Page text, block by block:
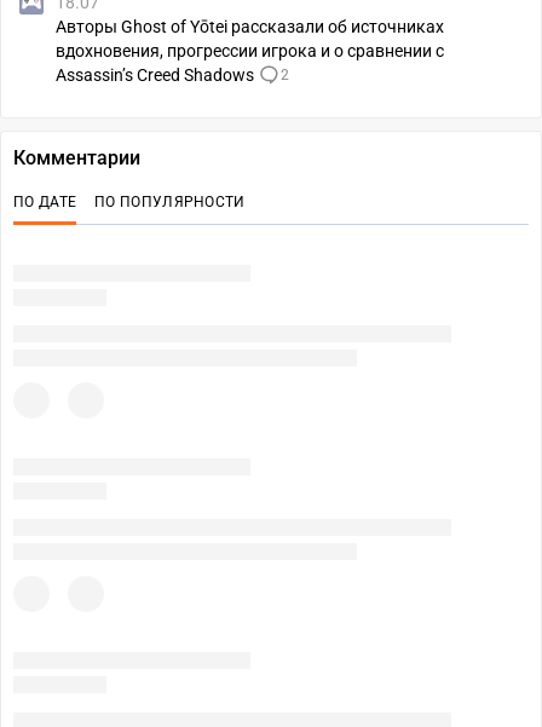
Авторы Ghost of Yōtei рассказали об источниках
вдохновения, прогрессии игрока и о сравнении с
Assassinʼs Creed Shadows
2
Комментарии
ПО ДАТЕ ПО ПОПУЛЯРНОСТИ